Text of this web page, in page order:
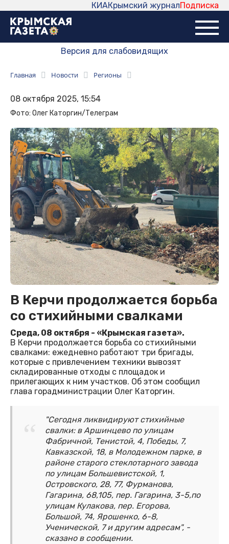
Подписка
Крымский журнал
КИА
Версия для слабовидящих
Главная Новости Регионы
08 октября 2025, 15:54
Фото: Олег Каторгин/Телеграм
В Керчи продолжается борьба
со стихийными свалками
Среда, 08 октября - «Крымская газета».
В Керчи продолжается борьба со стихийными
свалками: ежедневно работают три бригады,
которые с привлечением техники вывозят
складированные отходы с площадок и
прилегающих к ним участков. Об этом сообщил
глава горадминистрации Олег Каторгин.
"Сегодня ликвидируют стихийные
свалки: в Аршинцево по улицам
Фабричной, Тенистой, 4, Победы, 7,
Кавказской, 18, в Молодежном парке, в
районе старого стеклотарного завода
по улицам Большевистской, 1,
Островского, 28, 77, Фурманова,
Гагарина, 68,105, пер. Гагарина, 3-5,по
улицам Кулакова, пер. Егорова,
Большой, 74, Ярошенко, 6-8,
Ученической, 7 и другим адресам", -
сказано в сообщении.